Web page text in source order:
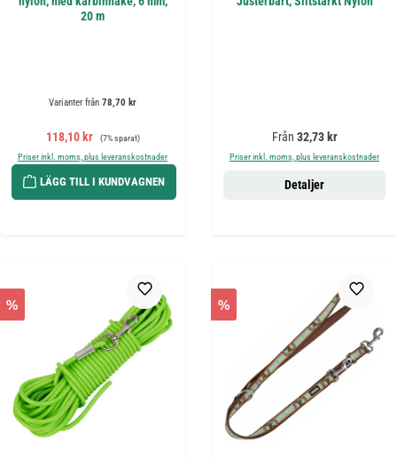
20 m
Varianter från 78,70 kr
Försäljningspris:
118,10 kr Ordinarie pris:
(7% sparat)
Priser inkl. moms, plus leveranskostnader
LÄGG TILL I KUNDVAGNEN
Ordinarie pris:
Från 32,73 kr
Priser inkl. moms, plus leveranskostnader
Detaljer
% %